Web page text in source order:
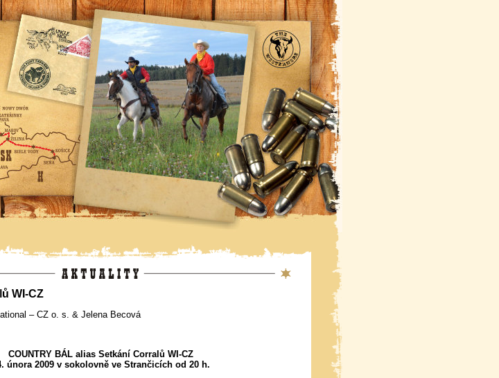
WI-CZ
– CZ o. s. & Jelena Becová
COUNTRY BÁL alias Setkání Corralů WI-CZ
února 2009 v sokolovně ve Strančicích od 20 h.